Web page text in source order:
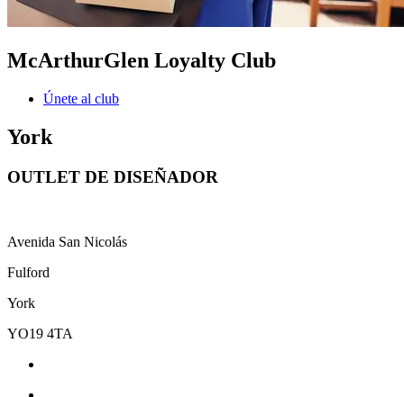
McArthurGlen Loyalty Club
Únete al club
York
OUTLET DE DISEÑADOR
Avenida San Nicolás
Fulford
York
YO19 4TA